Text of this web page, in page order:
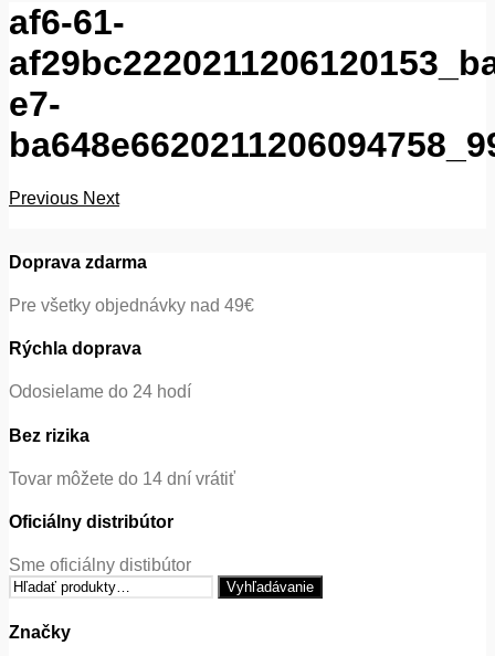
af6-61-
e7-
Previous Next
Doprava zdarma
Pre všetky objednávky nad 49€
Rýchla doprava
Odosielame do 24 hodí
Bez rizika
Tovar môžete do 14 dní vrátiť
Oficiálny distribútor
Sme oficiálny distibútor
Hľadať:
Vyhľadávanie
Značky